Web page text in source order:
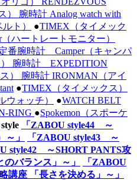
） 腕時計 Analog watch with
ト）
●TIMEX（タイメック
ハートレートモニター）
番腕時計 Camper（キャンパ
腕時計 EXPEDITION
） 腕時計 IRONMAN（アイ
●TIMEX（タイメックス）
ウォッチ）
●WATCH BELT
RING ●Spokemon（スポーケ
「ZABOU style44 ～
」
「ZABOU style43 ～
style42 ～SHORT PANTS攻
バランス」～」
「ZABOU
座 「長さを決める」～」